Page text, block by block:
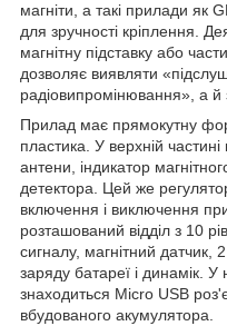
магніти, а такі прилади як
для зручності кріплення.
магнітну підставку або
дозволяє виявляти
радіовипромінювання», а й
Прилад має прямокутну
пластика. У верхній
антени, індикатор
детектора. Цей же
включення і виключення
розташований відділ з 10
сигналу, магнітний датчик,
заряду батареї і динамік. У
знаходиться Micro USB
вбудованого акумулятора.